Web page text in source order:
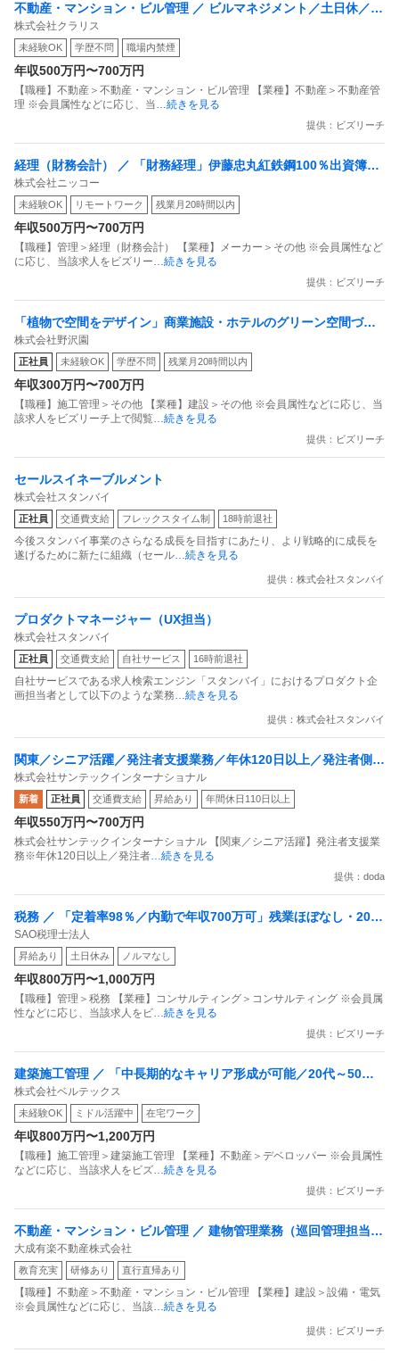
不動産・マンション・ビル管理 ／ ビルマネジメント／土日休／年
休120日／残業月20時間以下／転勤無し／夜勤及び夜間の呼出な
し
株式会社クラリス
未経験OK 学歴不問 職場内禁煙
年収500万円〜700万円
【職種】不動産＞不動産・マンション・ビル管理 【業種】不動産＞不動産管
理 ※会員属性などに応じ、当…続きを見る
提供：ビズリーチ
経理（財務会計） ／ 「財務経理」伊藤忠丸紅鉄鋼100％出資簿記
資格を活かして日常経理から「連結決算・税務」までじっくり育
つ／チーム体制／残業10h
株式会社ニッコー
未経験OK リモートワーク 残業月20時間以内
年収500万円〜700万円
【職種】管理＞経理（財務会計） 【業種】メーカー＞その他 ※会員属性など
に応じ、当該求人をビズリー…続きを見る
提供：ビズリーチ
「植物で空間をデザイン」商業施設・ホテルのグリーン空間づく
り／未経験・植物が好きな方歓迎／創業150年超
株式会社野沢園
正社員 未経験OK 学歴不問 残業月20時間以内
年収300万円〜700万円
【職種】施工管理＞その他 【業種】建設＞その他 ※会員属性などに応じ、当
該求人をビズリーチ上で閲覧…続きを見る
提供：ビズリーチ
セールスイネーブルメント
株式会社スタンバイ
正社員 交通費支給 フレックスタイム制 18時前退社
今後スタンバイ事業のさらなる成長を目指すにあたり、より戦略的に成長を
遂げるために新たに組織（セール…続きを見る
提供：株式会社スタンバイ
プロダクトマネージャー（UX担当）
株式会社スタンバイ
正社員 交通費支給 自社サービス 16時前退社
自社サービスである求人検索エンジン「スタンバイ」におけるプロダクト企
画担当者として以下のような業務…続きを見る
提供：株式会社スタンバイ
関東／シニア活躍／発注者支援業務／年休120日以上／発注者側／
官公庁で内勤／残業20h程度
株式会社サンテックインターナショナル
新着 正社員 交通費支給 昇給あり 年間休日110日以上
年収550万円〜700万円
株式会社サンテックインターナショナル 【関東／シニア活躍】発注者支援業
務※年休120日以上／発注者…続きを見る
提供：doda
税務 ／ 「定着率98％／内勤で年収700万可」残業ほぼなし・200
項目の評価制度で“自身の頑張り”がクリアに評価される会計内勤
スタッフ
SAO税理士法人
昇給あり 土日休み ノルマなし
年収800万円〜1,000万円
【職種】管理＞税務 【業種】コンサルティング＞コンサルティング ※会員属
性などに応じ、当該求人をビ…続きを見る
提供：ビズリーチ
建築施工管理 ／ 「中長期的なキャリア形成が可能／20代～50代
まで活躍中」建築施工管理技士
株式会社ベルテックス
未経験OK ミドル活躍中 在宅ワーク
年収800万円〜1,200万円
【職種】施工管理＞建築施工管理 【業種】不動産＞デベロッパー ※会員属性
などに応じ、当該求人をビズ…続きを見る
提供：ビズリーチ
不動産・マンション・ビル管理 ／ 建物管理業務（巡回管理担当
者）／大成建設Gの安定基盤
大成有楽不動産株式会社
教育充実 研修あり 直行直帰あり
【職種】不動産＞不動産・マンション・ビル管理 【業種】建設＞設備・電気
※会員属性などに応じ、当該…続きを見る
提供：ビズリーチ